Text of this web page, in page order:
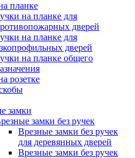
планке
на планке для
дверей
на планке для
дверей
на планке общего
розетке
замки
замки без ручек
Врезные замки без ручек
для деревянных дверей
Врезные замки без ручек